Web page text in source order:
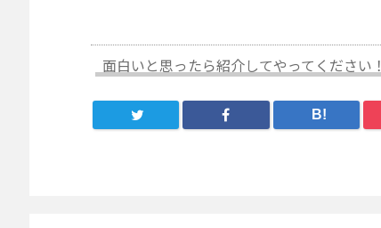
面白いと思ったら紹介してやってください！
B!